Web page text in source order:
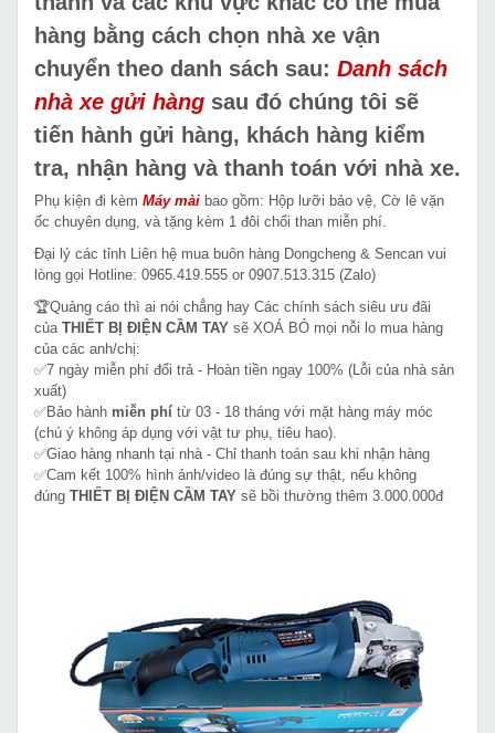
hàng bằng cách chọn nhà xe vận
chuyển theo danh sách sau: Danh sách
nhà xe gửi hàng sau đó chúng tôi sẽ
tiến hành gửi hàng, khách hàng kiểm
tra, nhận hàng và thanh toán với nhà xe.
Phụ kiện đi kèm Máy mài bao gồm: Hộp lưỡi bảo vệ, Cờ lê vặn
ốc chuyên dụng, và tặng kèm 1 đôi chổi than miễn phí.
Đại lý các tỉnh Liên hệ mua buôn hàng Dongcheng & Sencan vui
lòng gọi Hotline: 0965.419.555 or 0907.513.315 (Zalo)
🏆Quảng cáo thì ai nói chẳng hay Các chính sách siêu ưu đãi
của THIẾT BỊ ĐIỆN CẦM TAY sẽ XOÁ BỎ mọi nỗi lo mua hàng
của các anh/chị:
✅7 ngày miễn phí đổi trả - Hoàn tiền ngay 100% (Lỗi của nhà sản
xuất)
✅Bảo hành miễn phí từ 03 - 18 tháng với mặt hàng máy móc
(chú ý không áp dụng với vật tư phụ, tiêu hao).
✅Giao hàng nhanh tại nhà - Chỉ thanh toán sau khi nhận hàng
✅Cam kết 100% hình ảnh/video là đúng sự thật, nếu không
đúng THIẾT BỊ ĐIỆN CẦM TAY sẽ bồi thường thêm 3.000.000đ